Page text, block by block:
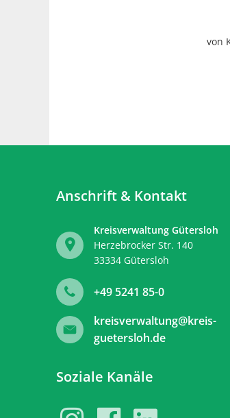
von
Anschrift & Kontakt
Kreisverwaltung Gütersloh
Herzebrocker Str. 140
33334 Gütersloh
+49 5241 85-0
kreisverwaltung@kreis-
guetersloh.de
Soziale Kanäle